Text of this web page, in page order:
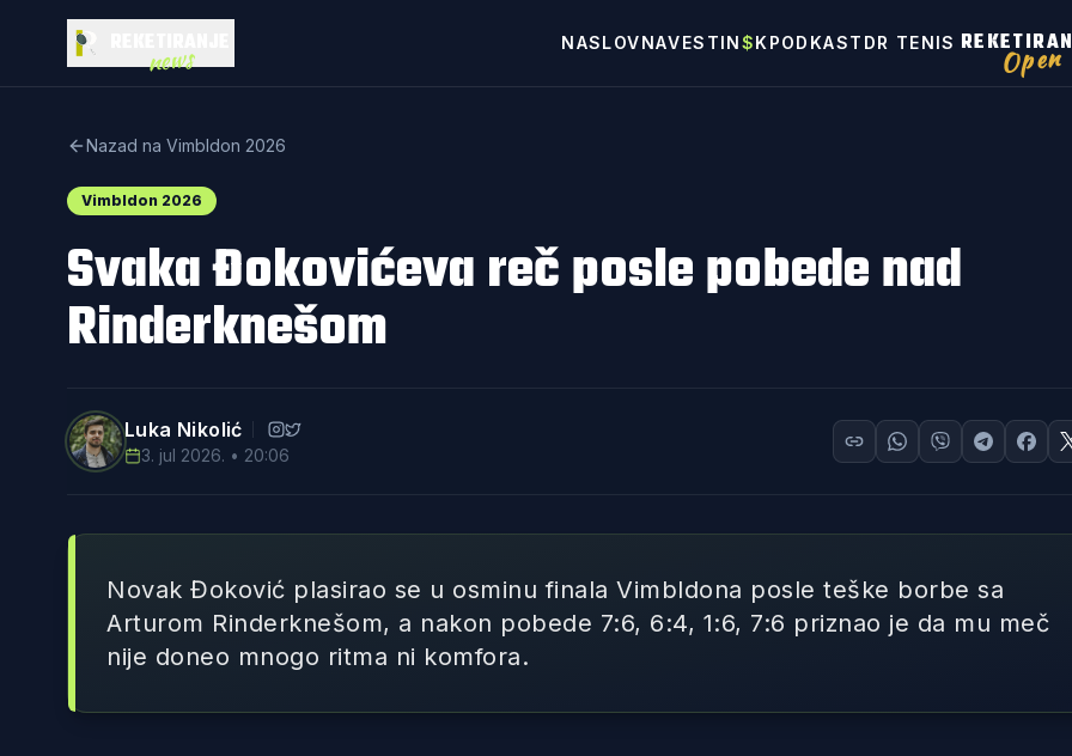
news NASLOVNAVESTIN$K PODKAST DR TENIS Open
Nazad na Vimbldon 2026
Vimbldon 2026
Svaka Đokovićeva reč posle pobede nad
Rinderknešom
Luka Nikolić
3. jul 2026. • 20:06
Novak Đoković plasirao se u osminu finala Vimbldona posle teške borbe sa
Arturom Rinderknešom, a nakon pobede 7:6, 6:4, 1:6, 7:6 priznao je da mu meč
nije doneo mnogo ritma ni komfora.